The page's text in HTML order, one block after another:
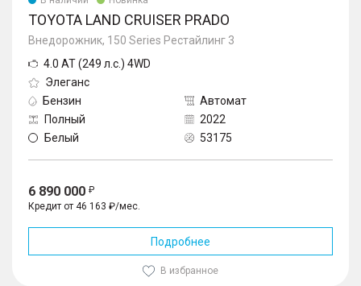
TOYOTA LAND CRUISER PRADO
Внедорожник, 150 Series Рестайлинг 3
4.0 AT (249 л.с.) 4WD
Элеганс
Бензин
Автомат
Полный
2022
Белый
53175
6 890 000
Кредит от 46 163 ₽/мес.
Подробнее
В избранное